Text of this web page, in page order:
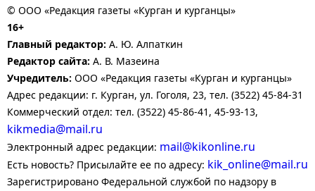
© ООО «Редакция газеты «Курган и курганцы»
16+
Главный редактор: А. Ю. Алпаткин
Редактор сайта: А. В. Мазеина
Учредитель: ООО «Редакция газеты «Курган и курганцы»
Адрес редакции: г. Курган, ул. Гоголя, 23, тел. (3522) 45-84-31
Коммерческий отдел: тел. (3522) 45-86-41, 45-93-13,
kikmedia@mail.ru
Электронный адрес редакции: mail@kikonline.ru
Есть новость? Присылайте ее по адресу: kik_online@mail.ru
Зарегистрировано Федеральной службой по надзору в